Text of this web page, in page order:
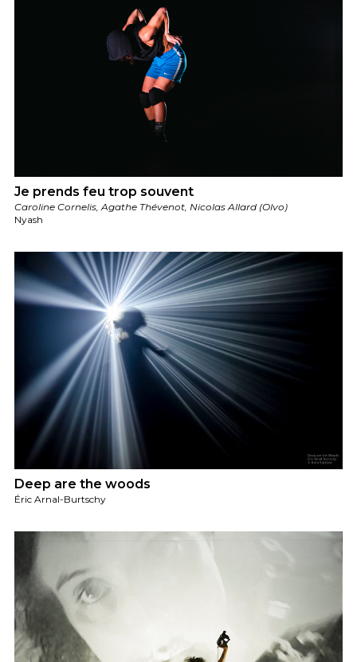
Je prends feu trop souvent
Caroline Cornelis, Agathe Thévenot, Nicolas Allard (Olvo)
Nyash
Deep are the woods
Éric Arnal-Burtschy